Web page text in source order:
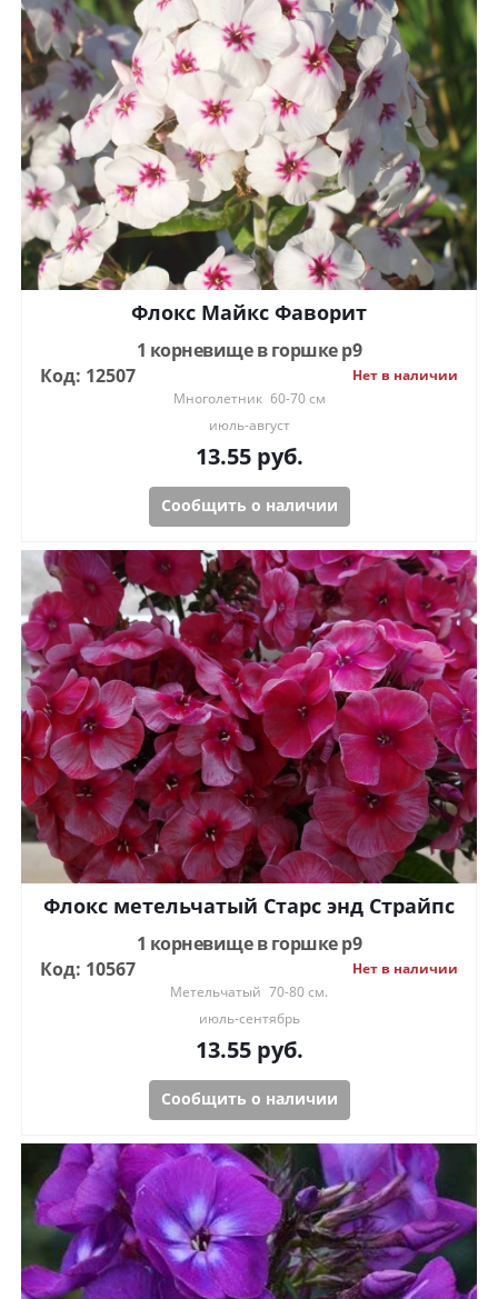
Флокс Майкс Фаворит
1 корневище в горшке р9
Код: 12507
Нет в наличии
Многолетник 60-70 см
июль-август
13.55руб.
Сообщить о наличии
Флокс метельчатый Старс энд Страйпс
1 корневище в горшке р9
Код: 10567
Нет в наличии
Метельчатый 70-80 см.
июль-сентябрь
13.55руб.
Сообщить о наличии